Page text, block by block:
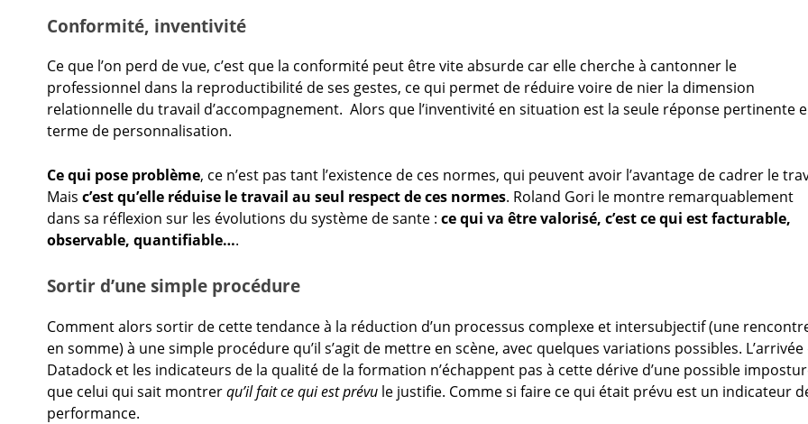
Conformité, inventivité
Ce que l’on perd de vue, c’est que la conformité peut être vite absurde car elle cherche à cantonner le
professionnel dans la reproductibilité de ses gestes, ce qui permet de réduire voire de nier la dimension
relationnelle du travail d’accompagnement. Alors que l’inventivité en situation est la seule réponse pertinente
terme de personnalisation.
Ce qui pose problème, ce n’est pas tant l’existence de ces normes, qui peuvent avoir l’avantage de cadrer le
Mais c’est qu’elle réduise le travail au seul respect de ces normes. Roland Gori le montre remarquablement
dans sa réflexion sur les évolutions du système de sante : ce qui va être valorisé, c’est ce qui est facturable,
observable, quantifiable….
Sortir d’une simple procédure
Comment alors sortir de cette tendance à la réduction d’un processus complexe et intersubjectif (une
en somme) à une simple procédure qu’il s’agit de mettre en scène, avec quelques variations possibles. L’arrivée
Datadock et les indicateurs de la qualité de la formation n’échappent pas à cette dérive d’une possible
que celui qui sait montrerqu’il fait ce qui est prévu le justifie. Comme si faire ce qui était prévu est un indicateur
performance.